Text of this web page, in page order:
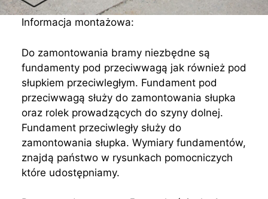
Informacja montażowa:
Do zamontowania bramy niezbędne są
fundamenty pod przeciwwagą jak również pod
słupkiem przeciwległym. Fundament pod
przeciwwagą służy do zamontowania słupka
oraz rolek prowadzących do szyny dolnej.
Fundament przeciwległy służy do
zamontowania słupka. Wymiary fundamentów,
znajdą państwo w rysunkach pomocniczych
które udostępniamy.